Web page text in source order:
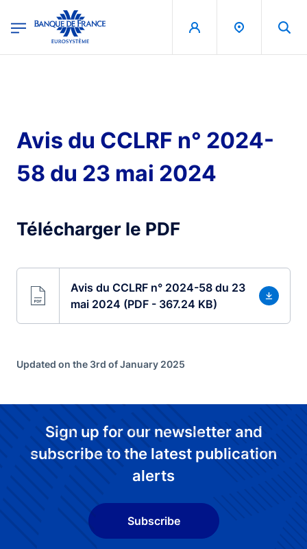
Banque de France - Menu Principal
Avis du CCLRF n° 2024-
58 du 23 mai 2024
Télécharger le PDF
Avis du CCLRF n° 2024-58 du 23
mai 2024 (PDF - 367.24 KB)
Updated on the 3rd of January 2025
Sign up for our newsletter and
subscribe to the latest publication
alerts
Subscribe